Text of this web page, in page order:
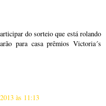
do sorteio que está rolando
para casa prêmios Victoria´s
às 11:13